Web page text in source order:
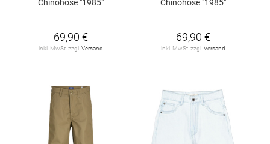
Chinohose "1985"
69,90 €
inkl. MwSt. zzgl. Versand
Chinohose "1985"
69,90 €
inkl. MwSt. zzgl. Versand